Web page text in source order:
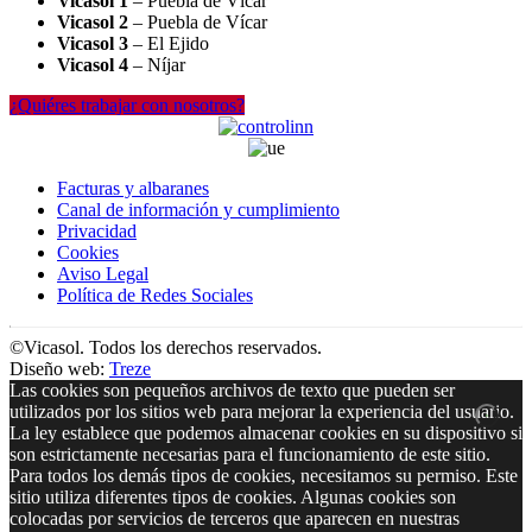
Vicasol 2 – Puebla de Vícar
Vicasol 3 – El Ejido
Vicasol 4 – Níjar
¿Quiéres trabajar con nosotros?
Facturas y albaranes
Canal de información y cumplimiento
Privacidad
Cookies
Aviso Legal
Política de Redes Sociales
©Vicasol. Todos los derechos reservados.
Diseño web: Treze
Las cookies son pequeños archivos de texto que pueden ser
utilizados por los sitios web para mejorar la experiencia del usuario.
La ley establece que podemos almacenar cookies en su dispositivo si
son estrictamente necesarias para el funcionamiento de este sitio.
Para todos los demás tipos de cookies, necesitamos su permiso. Este
sitio utiliza diferentes tipos de cookies. Algunas cookies son
colocadas por servicios de terceros que aparecen en nuestras